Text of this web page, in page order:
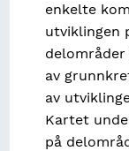
enkelte
utviklingen
av
av
Kartet
på